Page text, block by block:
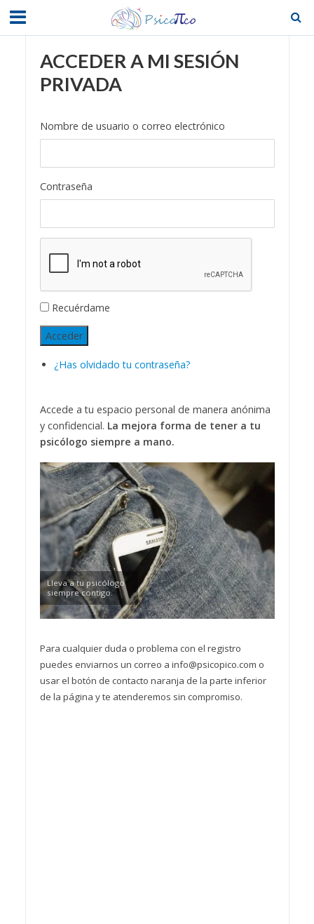
ACCEDER A MI SESIÓN
PRIVADA
Nombre de usuario o correo electrónico
Contraseña
Recuérdame
Acceder
¿Has olvidado tu contraseña?
Accede a tu espacio personal de manera anónima
y confidencial. La mejora forma de tener a tu
psicólogo siempre a mano.
Lleva a tu psicólogo
siempre contigo.
Para cualquier duda o problema con el registro
puedes enviarnos un correo a info@psicopico.com o
usar el botón de contacto naranja de la parte inferior
de la página y te atenderemos sin compromiso.